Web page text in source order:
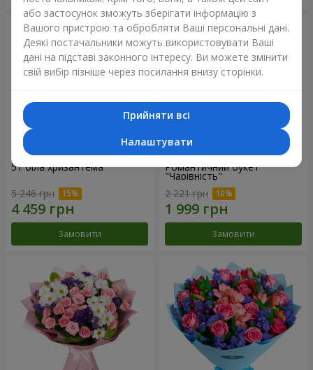
51 біла хризантема
5 246 грн
Замовити
Романтичний букет
"Чарівність"
2 221 грн
Замовити
або застосунок зможуть зберігати інформацію з
Вашого пристрою та обробляти Ваші персональні дані.
Деякі постачальники можуть використовувати Ваші
дані на підставі законного інтересу. Ви можете змінити
свій вибір пізніше через посилання внизу сторінки.
Прийняти всі
Налаштувати